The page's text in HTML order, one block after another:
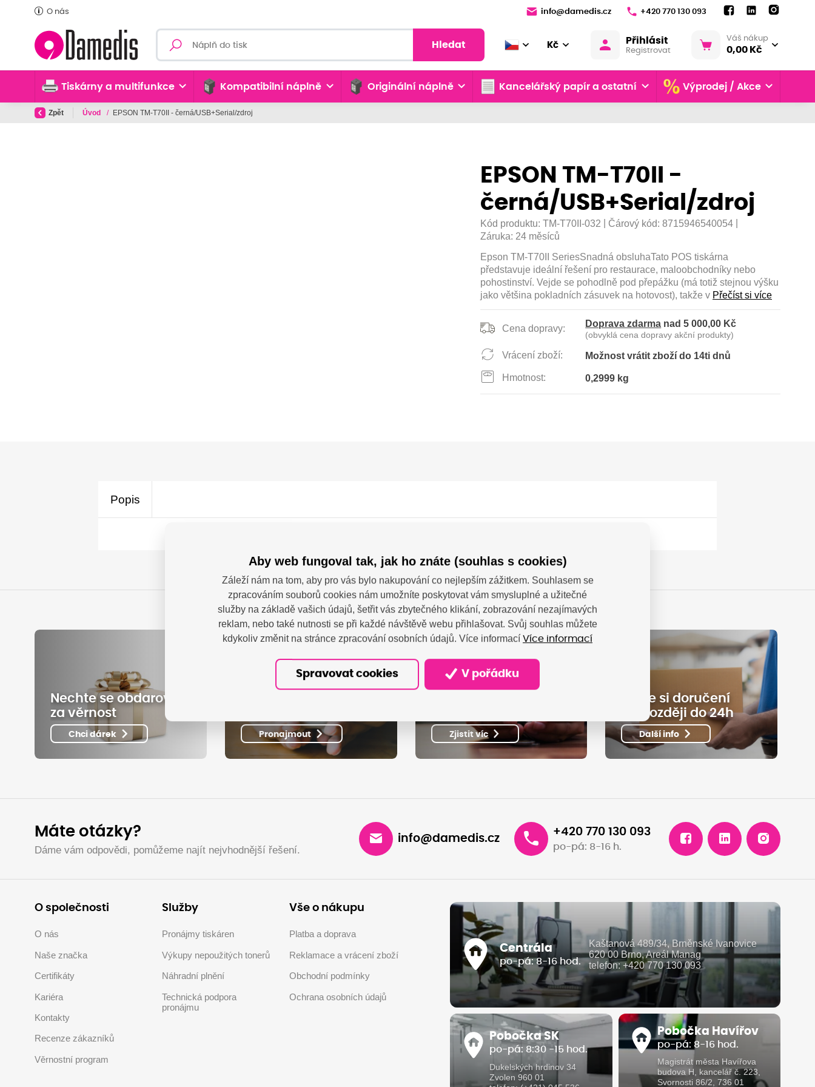
O nás info@damedis.cz +420 770 130 093
Hledat Kč Přihlásit
Registrovat
Váš nákup
0,00 Kč
Tiskárny a multifunkce Kompatibilní náplně Originální náplně Kancelářský papír a ostatní Výprodej / Akce
Zpět Úvod / EPSON TM-T70II - černá/USB+Serial/zdroj
EPSON TM-T70II -
černá/USB+Serial/zdroj
Kód produktu: TM-T70II-032 Čárový kód: 8715946540054
Záruka: 24 měsíců
Epson TM-T70II SeriesSnadná obsluhaTato POS tiskárna
představuje ideální řešení pro restaurace, maloobchodníky nebo
pohostinství. Vejde se pohodlně pod přepážku (má totiž stejnou výšku
jako většina pokladních zásuvek na hotovost), takže v Přečíst si více
Cena dopravy:
Doprava zdarma nad 5 000,00 Kč
(obvyklá cena dopravy akční produkty)
Vrácení zboží: Možnost vrátit zboží do 14ti dnů
Hmotnost: 0,2999 kg
Popis
Nechte se obdarovat
za věrnost
Chci dárek Pronajmout Zjistit víc
Užijte si doručení
nejpozději do 24h
Další info
Máte otázky?
Dáme vám odpovědi, pomůžeme najít nejvhodnější řešení.
info@damedis.cz
+420 770 130 093
po-pá: 8-16 h.
O společnosti
O nás
Naše značka
Certifikáty
Kariéra
Kontakty
Recenze zákazníků
Věrnostní program
Služby
Pronájmy tiskáren
Výkupy nepoužitých tonerů
Náhradní plnění
Technická podpora
pronájmu
Vše o nákupu
Platba a doprava
Reklamace a vrácení zboží
Obchodní podmínky
Ochrana osobních údajů
Centrála
po-pá: 8-16 hod.
Kaštanová 489/34, Brněnské Ivanovice
620 00 Brno, Areál Manag
telefon: +420 770 130 093
Pobočka SK
po-pá: 8:30 -15 hod.
Dukelských hrdinov 34
Zvolen 960 01
Pobočka Havířov
po-pá: 8-16 hod.
Magistrát města Havířova
budova H, kancelář č. 223,
Svornosti 86/2, 736 01
Aby web fungoval tak, jak ho znáte (souhlas s cookies)
Záleží nám na tom, aby pro vás bylo nakupování co nejlepším zážitkem. Souhlasem se
zpracováním souborů cookies nám umožníte poskytovat vám smysluplné a užitečné
služby na základě vašich údajů, šetřit vás zbytečného klikání, zobrazování nezajímavých
reklam, nebo také nutnosti se při každé návštěvě webu přihlašovat. Svůj souhlas můžete
kdykoliv změnit na stránce zpracování osobních údajů. Více informací Více informací
Spravovat cookies V pořádku